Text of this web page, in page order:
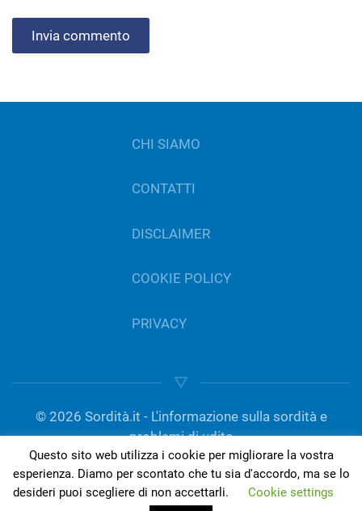
Invia commento
CHI SIAMO
CONTATTI
DISCLAIMER
COOKIE POLICY
PRIVACY
© 2026 Sordità.it - L'informazione sulla sordità e
problemi di udito
gestito da Del Bo Tecnologia per l’ascolto | P.IVA
01189420050
Questo sito web utilizza i cookie per migliorare la vostra
esperienza. Diamo per scontato che tu sia d'accordo, ma se lo
desideri puoi scegliere di non accettarli.
Cookie settings